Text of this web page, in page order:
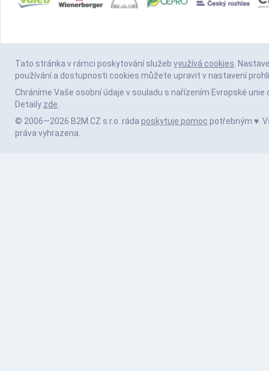
Tato stránka v rámci poskytování služeb využívá cookies.
používání a dostupnosti cookies můžete upravit v nastavení
Chráníme Vaše osobní údaje v souladu s nařízením Evropské unie
Detaily zde.
© 2006—2026 B2M.CZ s.r.o. ráda poskytuje pomoc potřebným ♥️.
práva vyhrazena.